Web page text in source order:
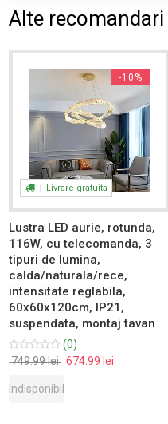
Alte recomandari
-10%
Livrare gratuita
Lustra LED aurie, rotunda,
116W, cu telecomanda, 3
tipuri de lumina,
calda/naturala/rece,
intensitate reglabila,
60x60x120cm, IP21,
suspendata, montaj tavan
(0)
749.99 lei 674.99 lei
Indisponibil